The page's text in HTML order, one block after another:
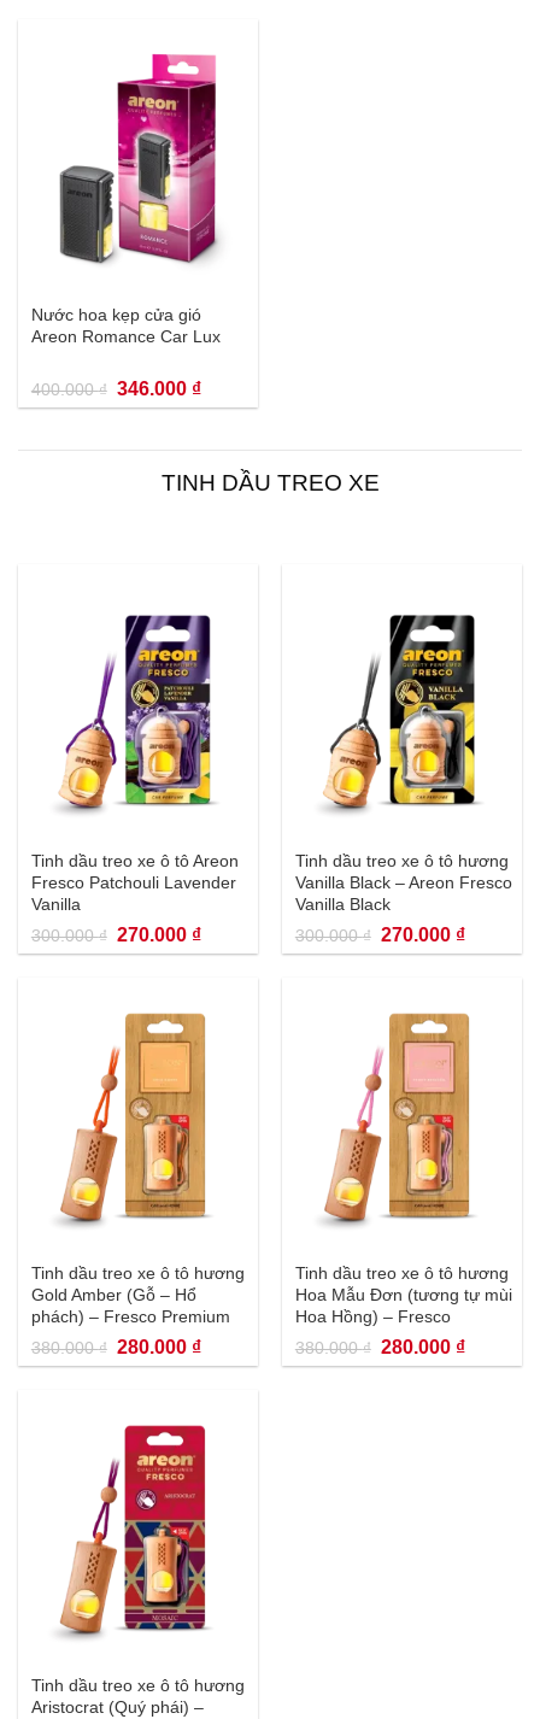
Nước hoa kẹp cửa gió
Areon Romance Car Lux
400.000₫ Giá
gốc
là:
346.000 ₫Giá
hiện
tại
346.000 ₫.
TINH DẦU TREO XE
Tinh dầu treo xe ô tô Areon
Fresco Patchouli Lavender
Vanilla
300.000₫ Giá
gốc
là:
270.000 ₫Giá
hiện
tại
Tinh dầu treo xe ô tô hương
Vanilla Black – Areon Fresco
Vanilla Black
300.000₫ Giá
gốc
là:
270.000 ₫Giá
hiện
tại
Tinh dầu treo xe ô tô hương
Gold Amber (Gỗ – Hổ
phách) – Fresco Premium
380.000₫ Giá
gốc
là:
280.000 ₫Giá
hiện
tại
Tinh dầu treo xe ô tô hương
Hoa Mẫu Đơn (tương tự mùi
Hoa Hồng) – Fresco
Premium
380.000₫ Giá
gốc
là:
280.000 ₫Giá
hiện
tại
Tinh dầu treo xe ô tô hương
Aristocrat (Quý phái) –